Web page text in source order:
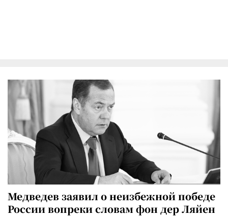
Медведев заявил о неизбежной победе
России вопреки словам фон дер Ляйен